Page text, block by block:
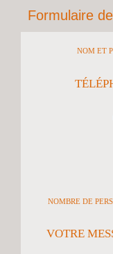
Formulaire
NOM ET
NOMBRE DE
VOTRE